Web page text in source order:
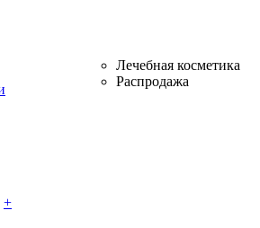
+
Лечебная косметика
Распродажа